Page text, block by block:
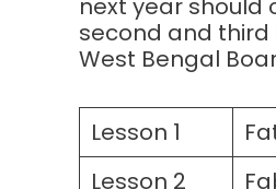
next year should
second and third
West Bengal
Lesson 1
Lesson 2